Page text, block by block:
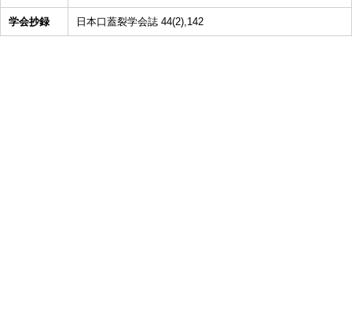
学会抄録 日本口蓋裂学会誌 44(2),142